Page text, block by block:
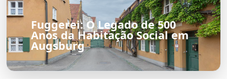
Fuggerei: O Legado de 500
Anos da Habitação Social em
Augsburg